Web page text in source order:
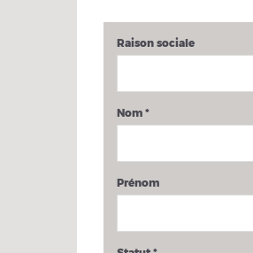
Raison sociale
Nom *
Prénom